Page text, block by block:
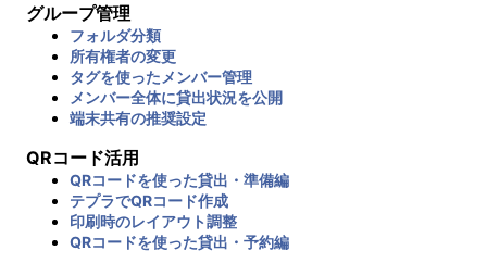
グループ管理
フォルダ分類
所有権者の変更
タグを使ったメンバー管理
メンバー全体に貸出状況を公開
端末共有の推奨設定
QRコード活用
QRコードを使った貸出・準備編
テプラでQRコード作成
印刷時のレイアウト調整
QRコードを使った貸出・予約編